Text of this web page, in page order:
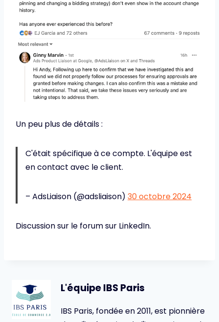
Un peu plus de détails :
C'était spécifique à ce compte. L'équipe est
en contact avec le client.
– AdsLiaison (@adsliaison) 30 octobre 2024
Discussion sur le forum sur LinkedIn.
L'équipe IBS Paris
IBS Paris, fondée en 2011, est pionnière